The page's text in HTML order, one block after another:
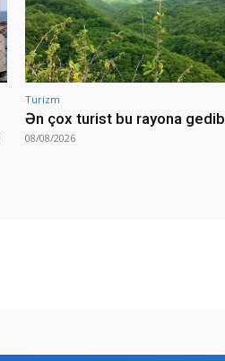
Turizm
Ən çox turist bu rayona gedib
08/08/2026